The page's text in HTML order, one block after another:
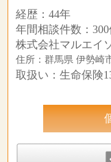
経歴：44年
年間相談件数：300
株式会社マルエイ
住所：群馬県 伊勢崎
取扱い：生命保険